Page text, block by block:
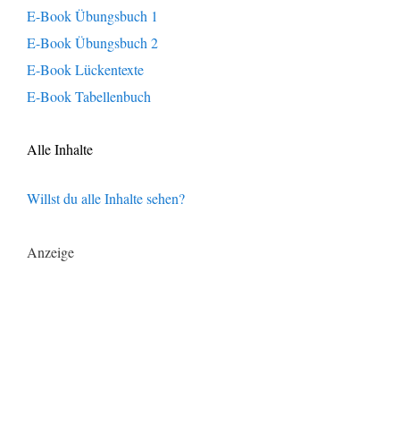
E-Book Übungsbuch 1
E-Book Übungsbuch 2
E-Book Lückentexte
E-Book Tabellenbuch
Alle Inhalte
Willst du alle Inhalte sehen?
Anzeige